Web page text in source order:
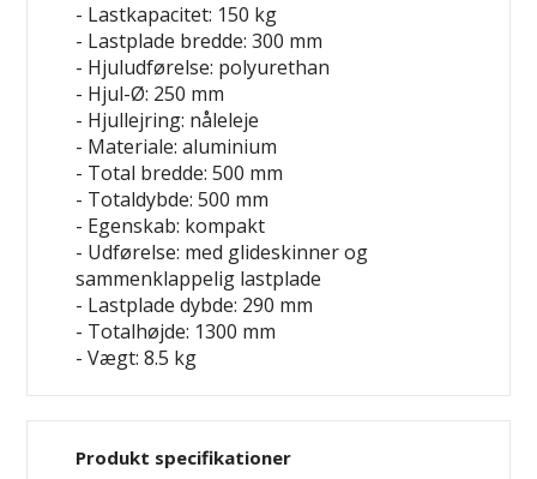
- Lastkapacitet: 150 kg
- Lastplade bredde: 300 mm
- Hjuludførelse: polyurethan
- Hjul-Ø: 250 mm
- Hjullejring: nåleleje
- Materiale: aluminium
- Total bredde: 500 mm
- Totaldybde: 500 mm
- Egenskab: kompakt
- Udførelse: med glideskinner og
sammenklappelig lastplade
- Lastplade dybde: 290 mm
- Totalhøjde: 1300 mm
- Vægt: 8.5 kg
Produkt specifikationer